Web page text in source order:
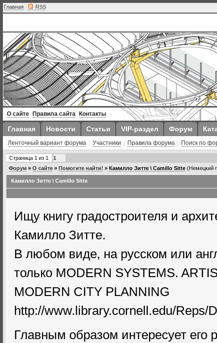
Главная | RSS
О сайте Правила сайта Контакты
Главная Новости Статьи VIP-раздел Форум
Ленточный вариант форума Участники Правила форума Поиск по
Страница 1 из 1
1
Форум » О сайте » Помогите найти! » Камилло Зитте \ Camillo Sitte (Немецкий
Камилло Зитте \ Camillo Sitte
Ищу книгу градостроителя и
Камилло Зитте.
В любом виде, на русском или
только MODERN SYSTEMS.
MODERN CITY PLANNING
http://www.library.cornell.edu/Reps/
Главным образом интересует его